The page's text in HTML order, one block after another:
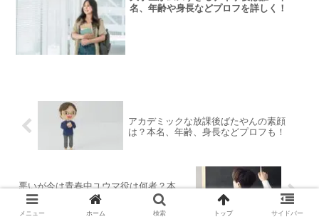
名、年齢や身長などプロフを詳しく！
アカデミックな放課後ばたやんの素顔
は？本名、年齢、身長などプロフも！
悪いが今は青春中ユウマ役は何者？本
名、年齢、身長などwikiプロフィール！
メニュー ホーム 検索 トップ サイドバー